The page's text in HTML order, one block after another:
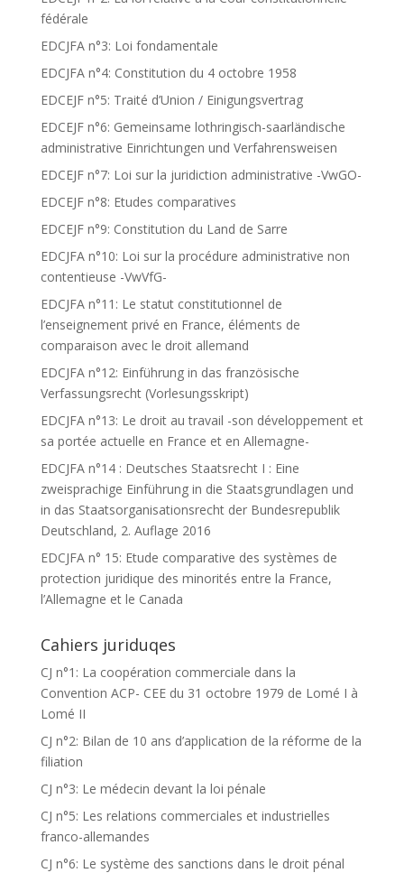
fédérale
EDCJFA n°3: Loi fondamentale
EDCJFA n°4: Constitution du 4 octobre 1958
EDCEJF n°5: Traité d’Union / Einigungsvertrag
EDCEJF n°6: Gemeinsame lothringisch-saarländische
administrative Einrichtungen und Verfahrensweisen
EDCEJF n°7: Loi sur la juridiction administrative -VwGO-
EDCEJF n°8: Etudes comparatives
EDCEJF n°9: Constitution du Land de Sarre
EDCJFA n°10: Loi sur la procédure administrative non
contentieuse -VwVfG-
EDCJFA n°11: Le statut constitutionnel de
l’enseignement privé en France, éléments de
comparaison avec le droit allemand
EDCJFA n°12: Einführung in das französische
Verfassungsrecht (Vorlesungsskript)
EDCJFA n°13: Le droit au travail -son développement et
sa portée actuelle en France et en Allemagne-
EDCJFA n°14 : Deutsches Staatsrecht I : Eine
zweisprachige Einführung in die Staatsgrundlagen und
in das Staatsorganisationsrecht der Bundesrepublik
Deutschland, 2. Auflage 2016
EDCJFA n° 15: Etude comparative des systèmes de
protection juridique des minorités entre la France,
l’Allemagne et le Canada
Cahiers juriduqes
CJ n°1: La coopération commerciale dans la
Convention ACP- CEE du 31 octobre 1979 de Lomé I à
Lomé II
CJ n°2: Bilan de 10 ans d’application de la réforme de la
filiation
CJ n°3: Le médecin devant la loi pénale
CJ n°5: Les relations commerciales et industrielles
franco-allemandes
CJ n°6: Le système des sanctions dans le droit pénal